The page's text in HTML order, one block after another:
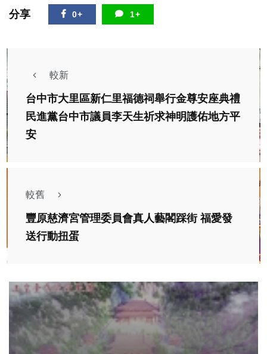
分享 0+ 1+
較新
台中市大里區新仁里福德祠舉行金尊安座典禮
民進黨台中市議員李天生祈求神明護佑地方平
安
較舊
豐原慈濟宮管理委員會真人藝閣踩街 福愛發
送行動扭蛋